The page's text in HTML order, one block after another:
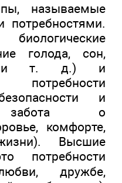
называемые
голода, сон,
и т. д.) и
потребности
и
забота о
комфорте,
Высшие
потребности
дружбе,